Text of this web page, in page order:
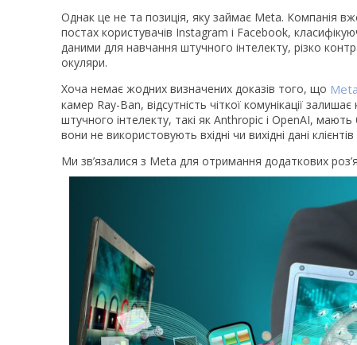
Однак це не та позиція, яку займає Meta. Компанія
постах користувачів Instagram і Facebook,
даними для навчання штучного інтелекту, різко
окуляри.
Хоча немає жодних визначених доказів того, що Meta
камер Ray-Ban, відсутність чіткої комунікації
штучного інтелекту, такі як Anthropic і OpenAI,
вони не використовують вхідні чи вихідні дані
Ми зв’язалися з Meta для отримання додаткових